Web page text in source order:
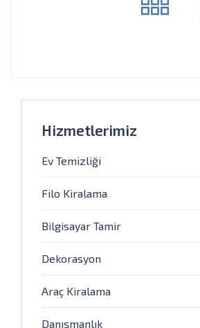
Hizmetlerimiz
Ev Temizliği
Filo Kiralama
Bilgisayar Tamir
Dekorasyon
Araç Kiralama
Danışmanlık